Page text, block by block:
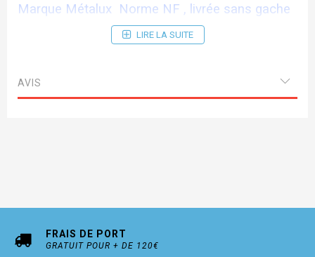
Marque Métalux Norme NF , livrée sans gache
LIRE LA SUITE
AVIS
FRAIS DE PORT
GRATUIT POUR + DE 120€